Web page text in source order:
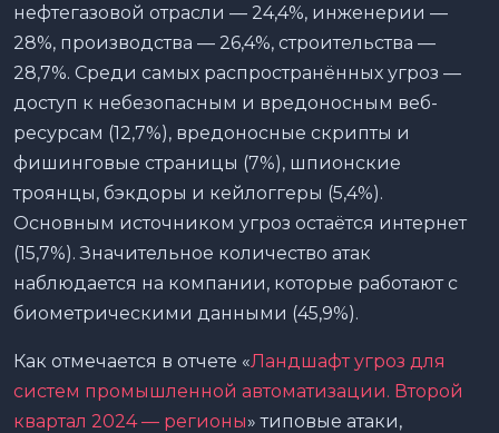
нефтегазовой отрасли — 24,4%, инженерии —
28%, производства — 26,4%, строительства —
28,7%. Среди самых распространённых угроз —
доступ к небезопасным и вредоносным веб-
ресурсам (12,7%), вредоносные скрипты и
фишинговые страницы (7%), шпионские
троянцы, бэкдоры и кейлоггеры (5,4%).
Основным источником угроз остаётся интернет
(15,7%). Значительное количество атак
наблюдается на компании, которые работают с
биометрическими данными (45,9%).
Как отмечается в отчете «Ландшафт угроз для
систем промышленной автоматизации. Второй
квартал 2024 — регионы» типовые атаки,